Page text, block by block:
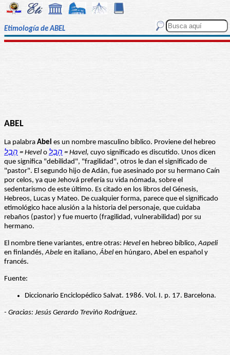
Etimología de ABEL
ABEL
La palabra Abel es un nombre masculino bíblico. Proviene del hebreo
הֶבֶל = Hevel o הָבֶל = Havel, cuyo significado es discutido. Unos dicen
que significa "debilidad", "fragilidad", otros le dan el significado de
"pastor". El segundo hijo de Adán, fue asesinado por su hermano Caín
por celos, ya que Jehová prefería su vida nómada, sobre el
sedentarismo de este último. Es citado en los libros del Génesis,
Hebreos, Lucas y Mateo. De cualquier forma, parece que el significado
etimológico hace alusión a la historia del personaje, que cuidaba
rebaños (pastor) y fue muerto (fragilidad, vulnerabilidad) por su
hermano.
El nombre tiene variantes, entre otras: Hevel en hebreo bíblico,Aapeli
en finlandés,Abele en italiano,Ábel en húngaro, Abel en español y
francés.
Fuente:
Diccionario Enciclopédico Salvat. 1986. Vol. I. p. 17. Barcelona.
- Gracias: Jesús Gerardo Treviño Rodríguez.